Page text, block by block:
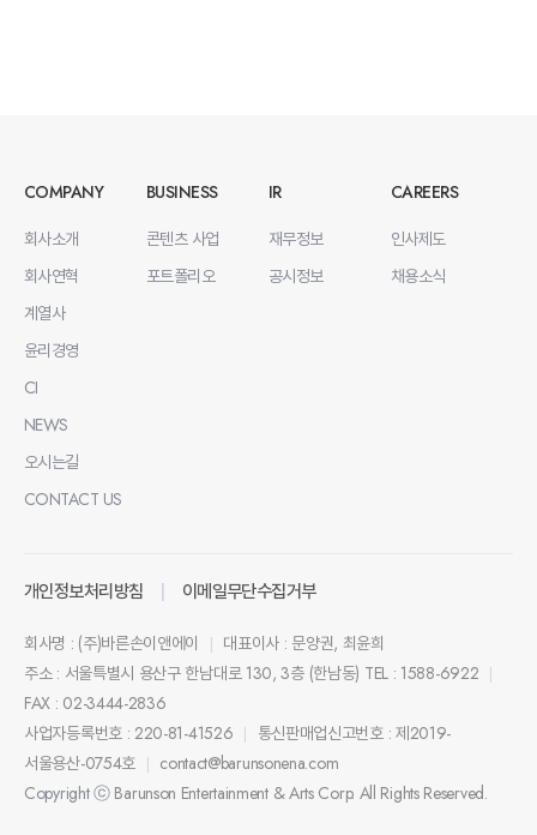
COMPANY BUSINESS IR
CAREERS
회사소개
회사연혁
계열사
윤리경영
CI
NEWS
오시는길
CONTACT US
콘텐츠 사업
포트폴리오
재무정보
공시정보
인사제도
채용소식
개인정보처리방침 이메일무단수집거부
회사명 : (주)바른손이앤에이 | 대표이사 : 문양권, 최윤희
주소 : 서울특별시 용산구 한남대로 130, 3층 (한남동) TEL : 1588-6922 |
FAX : 02-3444-2836
사업자등록번호 : 220-81-41526 | 통신판매업신고번호 : 제2019-
서울용산-0754호 | contact@barunsonena.com
Copyright ⓒBarunson Entertainment & Arts Corp. All Rights Reserved.